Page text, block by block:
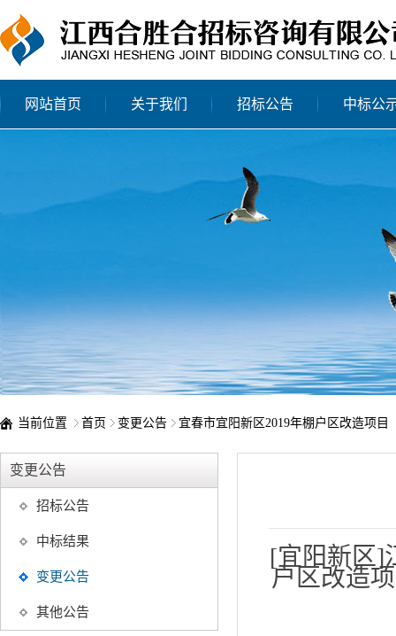
网站首页 关于我们 招标公告 中标公
当前位置 首页 变更公告 宜春市宜阳新区2019年棚户区改造项目
变更公告
招标公告
中标结果
变更公告
其他公告
[宜阳新区]
户区改造